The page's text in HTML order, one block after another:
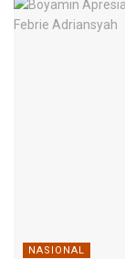
NASIONAL